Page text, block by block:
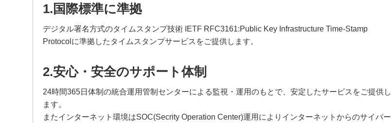
1.国際標準に準拠
デジタル署名方式のタイムスタンプ技術 IETF RFC3161:Public Key Infrastructure Time-Stamp
Protocolに準拠したタイムスタンプサービスをご提供します。
2.安心・安全のサポート体制
24時間365日体制の統合運用管制センターによる監視・運用のもとで、安定したサービスをご提供し
ます。
またインターネット環境はSOC(Secrity Operation Center)運用によりインターネットからのサイバー